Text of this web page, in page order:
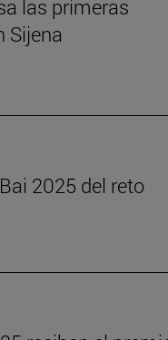
las primeras
Sijena
2025 del reto